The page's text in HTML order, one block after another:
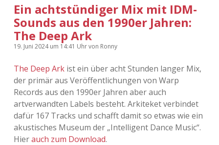
Ein achtstündiger Mix mit IDM-
Sounds aus den 1990er Jahren:
The Deep Ark
19. Juni 2024um 14:41 Uhrvon Ronny
The Deep Ark ist ein über acht Stunden langer Mix,
der primär aus Veröffentlichungen von Warp
Records aus den 1990er Jahren aber auch
artverwandten Labels besteht. Arkiteket verbindet
dafür 167 Tracks und schafft damit so etwas wie ein
akustisches Museum der „Intelligent Dance Music“.
Hierauch zum Download.